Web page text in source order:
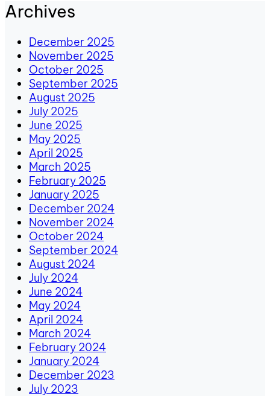
Archives
December 2025
November 2025
October 2025
September 2025
August 2025
July 2025
June 2025
May 2025
April 2025
March 2025
February 2025
January 2025
December 2024
November 2024
October 2024
September 2024
August 2024
July 2024
June 2024
May 2024
April 2024
March 2024
February 2024
January 2024
December 2023
July 2023